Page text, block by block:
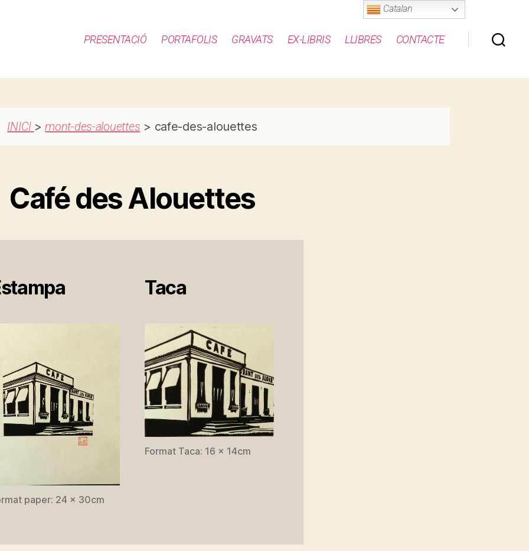
PRESENTACIÓ PORTAFOLIS GRAVATS EX-LIBRIS LLIBRES CONTACTE
INICI >mont-des-alouettes > cafe-des-alouettes
Café des Alouettes
paper: 24 x 30cm
Taca
Format Taca: 16 x 14cm
Catalan